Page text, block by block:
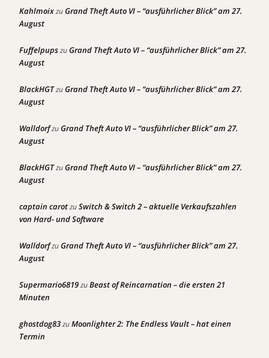
KahlmoixzuGrand Theft Auto VI – “ausführlicher Blick” am 27.
August
FuffelpupszuGrand Theft Auto VI – “ausführlicher Blick” am 27.
August
BlackHGTzuGrand Theft Auto VI – “ausführlicher Blick” am 27.
August
WalldorfzuGrand Theft Auto VI – “ausführlicher Blick” am 27.
August
BlackHGTzuGrand Theft Auto VI – “ausführlicher Blick” am 27.
August
captain carotzuSwitch & Switch 2 – aktuelle Verkaufszahlen
von Hard- und Software
WalldorfzuGrand Theft Auto VI – “ausführlicher Blick” am 27.
August
Supermario6819zuBeast of Reincarnation – die ersten 21
Minuten
ghostdog83zuMoonlighter 2: The Endless Vault – hat einen
Termin